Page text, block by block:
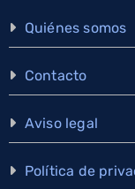
Quiénes somos
Contacto
Aviso legal
Política de